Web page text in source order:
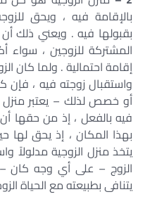
بالإقامة فيه ، ويحق
بقبولها فيه . ويعني ذلك
المشتركة للزوجين ، سواء
إقامة احتمالية . ولما كان
واستقبال زوجته فيه ،
أو خصص لذلك – يعتبر منزل
فيه بالفعل ، إذ من حقها
بهذا المكان ، إذ يحق لها
يتخذ منزل الزوجية
الزوج – على أي وجه
يتنافى بطبيعته مع الحياة